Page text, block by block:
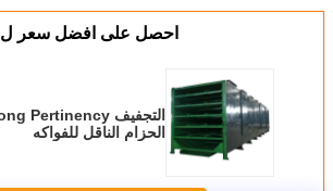
احصل على افضل سعر ل
الحزام الناقل للفواكه